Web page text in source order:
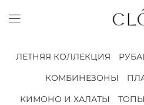
ЛЕТНЯЯ КОЛЛЕКЦИЯ
КОМБИНЕЗОНЫ
КИМОНО И ХАЛАТЫ